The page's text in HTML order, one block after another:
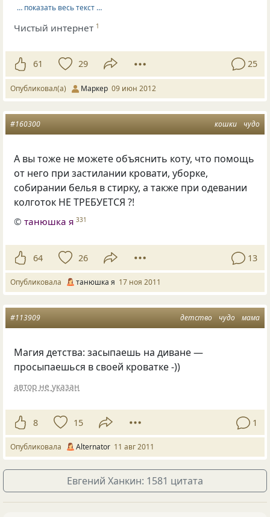
… показать весь текст …
Чистый интернет 1
61 29 25
Опубликовал(а) Маркер 09 июн 2012
кошки чудо
#160300
А вы тоже не можете объяснить коту, что помощь
от него при застилании кровати, уборке,
собирании белья в стирку, а также при одевании
колготок НЕ ТРЕБУЕТСЯ ?!
©танюшка я 331
64 26 13
Опубликовала танюшка я 17 ноя 2011
детство чудо мама
#113909
Магия детства: засыпаешь на диване —
просыпаешься в своей кроватке -))
автор не указан
8 15 1
Опубликовала Alternator 11 авг 2011
Евгений Ханкин: 1581 цитата